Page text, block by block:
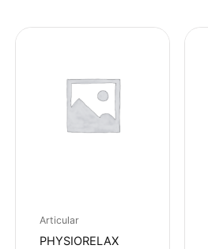
Articular
PHYSIORELAX